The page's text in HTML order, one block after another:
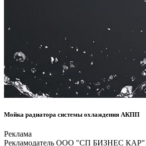
Мойка радиатора системы охлаждения АКПП
Реклама
Рекламодатель ООО "СП БИЗНЕС КАР"